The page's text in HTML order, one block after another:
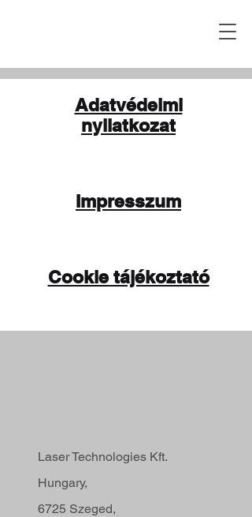
Adatvédelmi
nyilatkozat
Impresszum
Cookie tájékoztató
Laser Technologies Kft.
Hungary,
6725 Szeged,